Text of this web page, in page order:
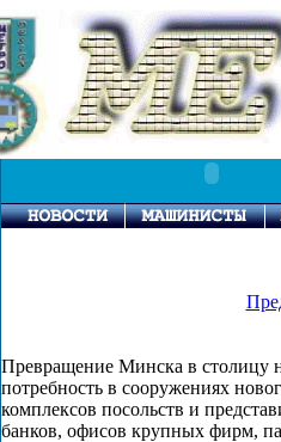
Превращение Минска в столицу
потребность в сооружениях
комплексов посольств и
банков, офисов крупных фирм,